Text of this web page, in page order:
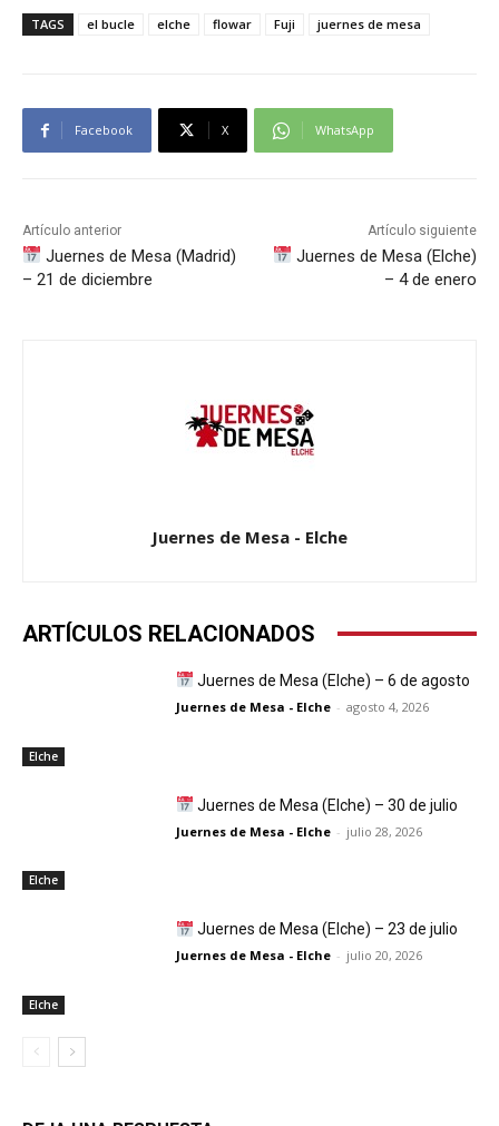
TAGS el bucle elche flowar Fuji juernes de mesa
Facebook X WhatsApp
Artículo anterior
Juernes de Mesa (Madrid)
– 21 de diciembre
Artículo siguiente
Juernes de Mesa (Elche)
– 4 de enero
Juernes de Mesa - Elche
ARTÍCULOS RELACIONADOS
Elche
Juernes de Mesa (Elche) – 6 de agosto
Juernes de Mesa - Elche - agosto 4, 2026
Elche
Juernes de Mesa (Elche) – 30 de julio
Juernes de Mesa - Elche - julio 28, 2026
Elche
Juernes de Mesa (Elche) – 23 de julio
Juernes de Mesa - Elche - julio 20, 2026